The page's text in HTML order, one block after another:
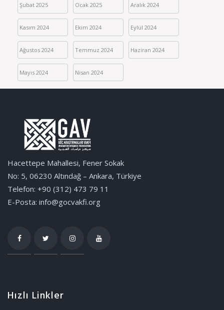
Şubat 2025 Ocak 2025 Aralık 2024
Kasım 2024 Ekim 2024 Eylül 2024
Ağustos 2024 Temmuz 2024 Haziran 2024
Mayıs 2024 Nisan 2024
Hacettepe Mahallesi, Fener Sokak
No: 5, 06230 Altındağ – Ankara, Türkiye
Telefon: +90 (312) 473 79 11
E-Posta: info@gocvakfi.org
Hızlı Linkler